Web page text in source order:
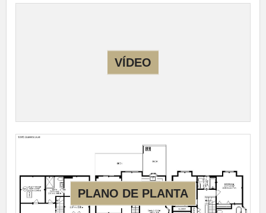
VÍDEO
PLANO DE PLANTA